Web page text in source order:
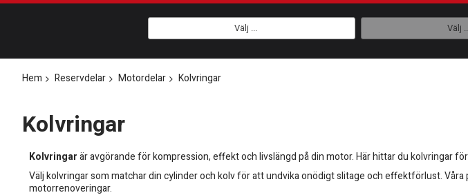
Välj ... Välj
Hem Reservdelar Motordelar Kolvringar
Kolvringar
Kolvringarär avgörande för kompression, effekt och livslängd på din motor. Här hittar du kolvringar
Välj kolvringar som matchar din cylinder och kolv för att undvika onödigt slitage och effektförlust.
motorrenoveringar.